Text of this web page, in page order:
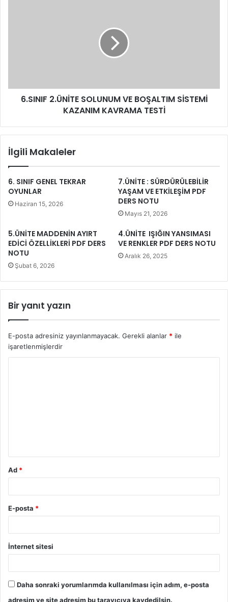
6.SINIF 2.ÜNİTE SOLUNUM VE BOŞALTIM SİSTEMİ
KAZANIM KAVRAMA TESTİ
İlgili Makaleler
6. SINIF GENEL TEKRAR
OYUNLAR
Haziran 15, 2026
7.ÜNİTE : SÜRDÜRÜLEBİLİR
YAŞAM VE ETKİLEŞİM PDF
DERS NOTU
Mayıs 21, 2026
5.ÜNİTE MADDENİN AYIRT
EDİCİ ÖZELLİKLERİ PDF DERS
NOTU
Şubat 6, 2026
4.ÜNİTE IŞIĞIN YANSIMASI
VE RENKLER PDF DERS NOTU
Aralık 26, 2025
Bir yanıt yazın
E-posta adresiniz yayınlanmayacak. Gerekli alanlar * ile
işaretlenmişlerdir
Ad *
E-posta *
İnternet sitesi
Daha sonraki yorumlarımda kullanılması için adım, e-posta
adresim ve site adresim bu tarayıcıya kaydedilsin.